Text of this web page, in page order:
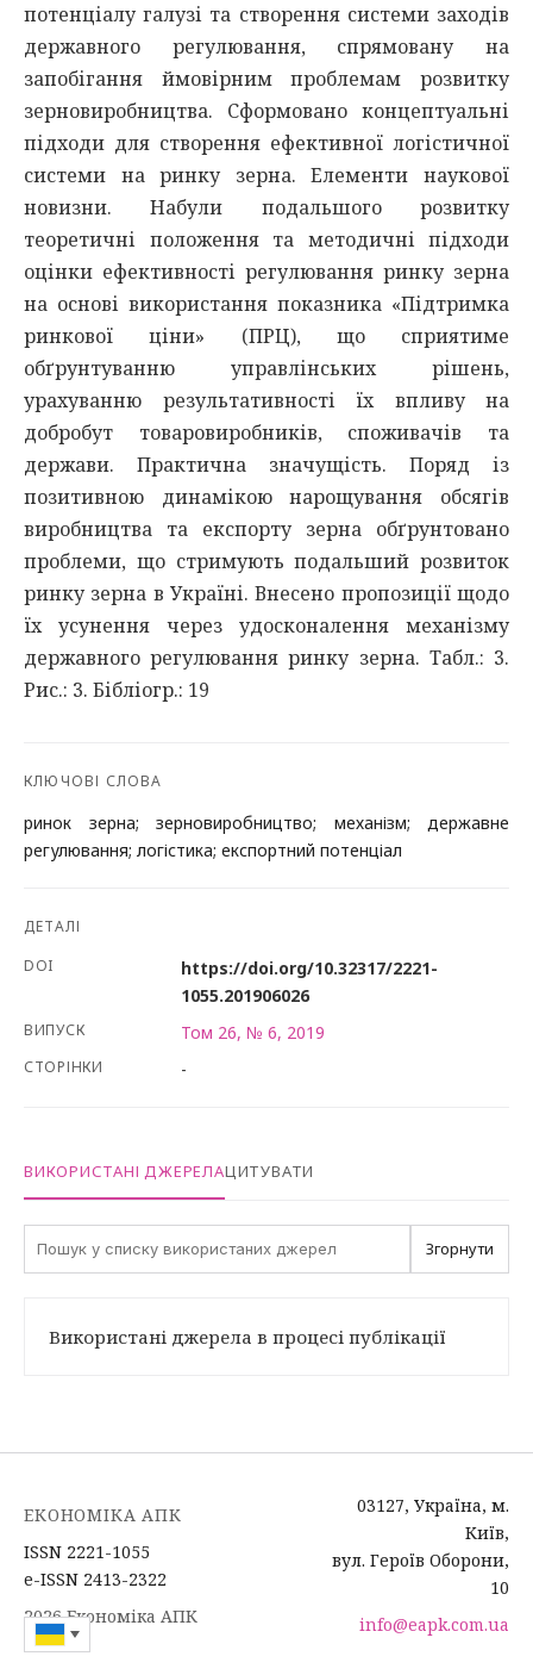
потенціалу галузі та створення системи заходів
державного регулювання, спрямовану на
запобігання ймовірним проблемам розвитку
зерновиробництва. Сформовано концептуальні
підходи для створення ефективної логістичної
системи на ринку зерна. Елементи наукової
новизни. Набули подальшого розвитку
теоретичні положення та методичні підходи
оцінки ефективності регулювання ринку зерна
на основі використання показника «Підтримка
ринкової ціни» (ПРЦ), що сприятиме
обґрунтуванню управлінських рішень,
урахуванню результативності їх впливу на
добробут товаровиробників, споживачів та
держави. Практична значущість. Поряд із
позитивною динамікою нарощування обсягів
виробництва та експорту зерна обґрунтовано
проблеми, що стримують подальший розвиток
ринку зерна в Україні. Внесено пропозиції щодо
їх усунення через удосконалення механізму
державного регулювання ринку зерна. Табл.: 3.
Рис.: 3. Бібліогр.: 19
КЛЮЧОВІ СЛОВА
ринок зерна; зерновиробництво; механізм; державне
регулювання; логістика; експортний потенціал
ДЕТАЛІ
DOI
https://doi.org/10.32317/2221-
1055.201906026
ВИПУСК Том 26, № 6, 2019
СТОРІНКИ -
ВИКОРИСТАНІ ДЖЕРЕЛАЦИТУВАТИ
Згорнути
Використані джерела в процесі публікації
ЕКОНОМІКА АПК
ISSN 2221-1055
e-ISSN 2413-2322
2026 Економіка АПК
03127, Україна, м.
Київ,
вул. Героїв Оборони,
10
info@eapk.com.ua